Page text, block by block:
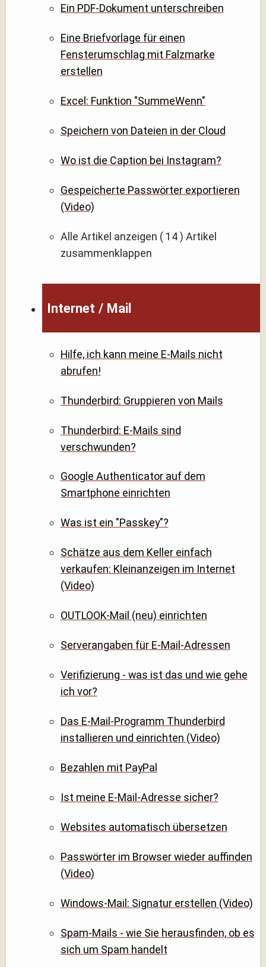
Ein PDF-Dokument unterschreiben
Eine Briefvorlage für einen
Fensterumschlag mit Falzmarke
erstellen
Excel: Funktion "SummeWenn"
Speichern von Dateien in der Cloud
Wo ist die Caption bei Instagram?
Gespeicherte Passwörter exportieren
(Video)
Alle Artikel anzeigen ( 14 ) Artikel
zusammenklappen
Internet / Mail
Hilfe, ich kann meine E-Mails nicht
abrufen!
Thunderbird: Gruppieren von Mails
Thunderbird: E-Mails sind
verschwunden?
Google Authenticator auf dem
Smartphone einrichten
Was ist ein "Passkey"?
Schätze aus dem Keller einfach
verkaufen: Kleinanzeigen im Internet
(Video)
OUTLOOK-Mail (neu) einrichten
Serverangaben für E-Mail-Adressen
Verifizierung - was ist das und wie gehe
ich vor?
Das E-Mail-Programm Thunderbird
installieren und einrichten (Video)
Bezahlen mit PayPal
Ist meine E-Mail-Adresse sicher?
Websites automatisch übersetzen
Passwörter im Browser wieder auffinden
(Video)
Windows-Mail: Signatur erstellen (Video)
Spam-Mails - wie Sie herausfinden, ob es
sich um Spam handelt